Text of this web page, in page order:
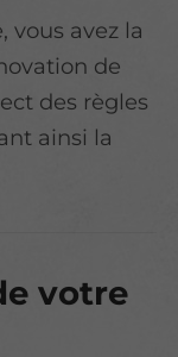
vous avez la
de
des règles
ainsi la
votre